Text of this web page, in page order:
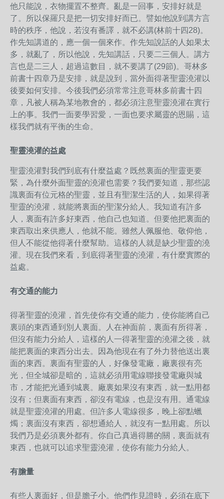
他只能說，衣物擺置不整齊。亂是一回事，安排好就是
了。所以保羅只是把一切安排好而已。譬如他說到講方言
時的秩序，他說，若沒有番譯，就不必講(林前十四28)。
作先知講道的，應一個一個來作。作先知說話的人如果太
多，就亂了，所以他說，先知講話，只要二三個人。講方
言也是二三人，超過這數目，就不要講了(29節)。哥林多
前書十四章乃是安排，就是說到，當外面得著聖靈澆灌以
後要如何安排。今後我們必須常常注意哥林多前書十四
章，凡被人稱為某地教會的，都必須注意聖靈澆灌在實行
上的事。我們一面要學習愛，一面也要求屬靈的恩賜，這
樣我們就有平衡的生命。
聖靈澆灌的益處
聖靈澆灌對我們到底有什麼益處？既然裏面的聖靈更要
緊，為什麼外面聖靈的澆灌也需要？我們要知道，那些認
識裏面有位元格的聖靈，並且有聖潔生活的人，如果得著
聖靈的澆灌，就能將裏面的聖潔分給人。我知道有許多
人，裏面有許多好東西，他自己也知道。但要他把裏面的
東西取出來供應人，他就不能。雖然人佩服他、敬仰他，
但人不能從他得著什麼幫助。這樣的人就是缺少聖靈的澆
灌。現在我們來看，到底得著聖靈的澆灌，有什麼實際的
益處。
有交通的能力
得著聖靈的澆灌，首先使你有交通的能力，使你能將自己
裏頭的東西通到別人裏面。人在神面前，裏面有所得著，
但沒有能力分給人，這樣的人一得著聖靈的澆灌之後，就
能把裏面的東西分出去。因為他現在有了外力替他送出裏
面的東西。裏面有聖靈的人，好像發電廠，廠裏很有亮
光，但全城卻是暗的，這就必須用電線聯接發電廠與城
市，才能把光通到城裏。廠裏如果沒有東西，就一點用都
沒有；但裏面有東西，卻沒有電線，也是沒有用。通電線
就是聖靈澆灌的用處。但許多人電線很多，晚上卻點蠟
燭；裏面沒有東西，卻想通給人，就沒有一點用處。所以
我們乃是必須裏外都有。你自己真過得勝的關，裏面就有
東西，也就可以追求聖靈澆灌，使你有能力分給人。
有膽量
有些人裏面好，但是膽子小。他們作見證時，必須在底下